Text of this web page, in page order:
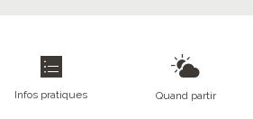
Infos pratiques Quand partir